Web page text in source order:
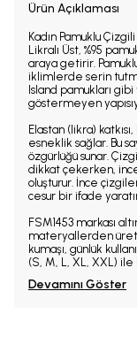
Ürün Açıklaması
Kadın Pamuklu
Likralı Üst, %95
araya getirir.
iklimlerde serin
Island pamukları
göstermeyen
Elastan (likra)
esneklik sağlar. Bu
özgürlüğü sunar.
dikkat çekerken,
oluşturur. İnce
cesur bir ifade
FSM1453 markası
materyallerden
kumaşı, günlük
(S, M, L, XL, XXL)
Devamını Göster